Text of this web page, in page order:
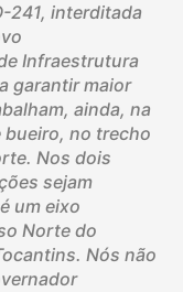
241, interditada
Infraestrutura
garantir maior
ainda, na
bueiro, no trecho
Nos dois
sejam
um eixo
Norte do
Nós não